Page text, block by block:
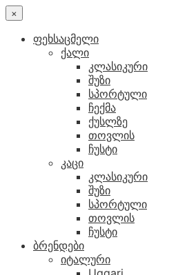
×
ფეხსაცმელი
ქალი
კლასიკური
შუზი
სპორტული
ჩექმა
ქუსლზე
თოვლის
ჩუსტი
კაცი
კლასიკური
შუზი
სპორტული
თოვლის
ჩუსტი
ბრენდები
იტალური